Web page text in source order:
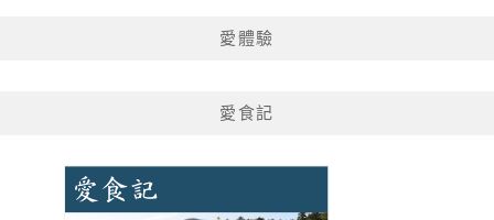
愛體驗
愛食記